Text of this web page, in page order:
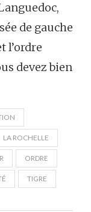
de gauche
l’ordre
devez bien
LA ROCHELLE
ORDRE
TIGRE